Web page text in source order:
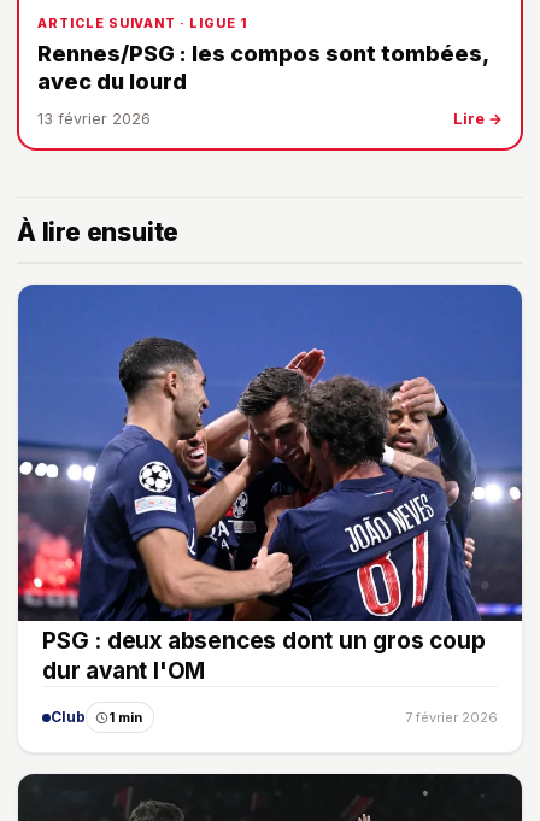
ARTICLE SUIVANT · LIGUE 1
Rennes/PSG : les compos sont tombées,
avec du lourd
13 février 2026 Lire →
À lire ensuite
PSG : deux absences dont un gros coup
dur avant l'OM
Club 1 min 7 février 2026